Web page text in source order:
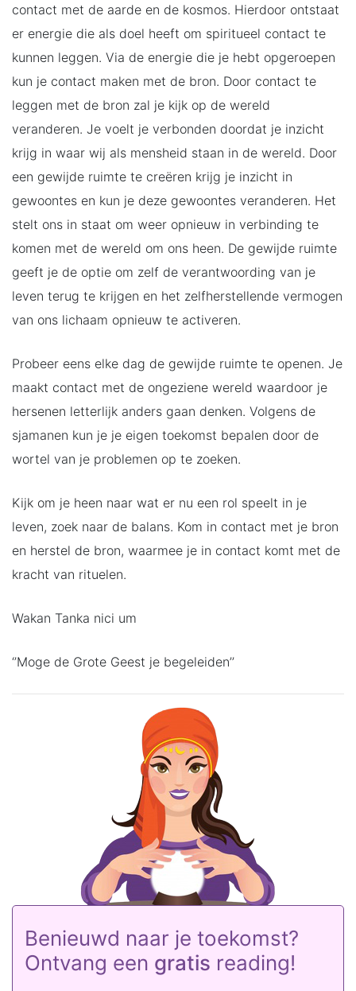
contact met de aarde en de kosmos. Hierdoor ontstaat
er energie die als doel heeft om spiritueel contact te
kunnen leggen. Via de energie die je hebt opgeroepen
kun je contact maken met de bron. Door contact te
leggen met de bron zal je kijk op de wereld
veranderen. Je voelt je verbonden doordat je inzicht
krijg in waar wij als mensheid staan in de wereld. Door
een gewijde ruimte te creëren krijg je inzicht in
gewoontes en kun je deze gewoontes veranderen. Het
stelt ons in staat om weer opnieuw in verbinding te
komen met de wereld om ons heen. De gewijde ruimte
geeft je de optie om zelf de verantwoording van je
leven terug te krijgen en het zelfherstellende vermogen
van ons lichaam opnieuw te activeren.
Probeer eens elke dag de gewijde ruimte te openen. Je
maakt contact met de ongeziene wereld waardoor je
hersenen letterlijk anders gaan denken. Volgens de
sjamanen kun je je eigen toekomst bepalen door de
wortel van je problemen op te zoeken.
Kijk om je heen naar wat er nu een rol speelt in je
leven, zoek naar de balans. Kom in contact met je bron
en herstel de bron, waarmee je in contact komt met de
kracht van rituelen.
Wakan Tanka nici um
‘’Moge de Grote Geest je begeleiden’’
Benieuwd naar je toekomst?
Ontvang een gratis reading!